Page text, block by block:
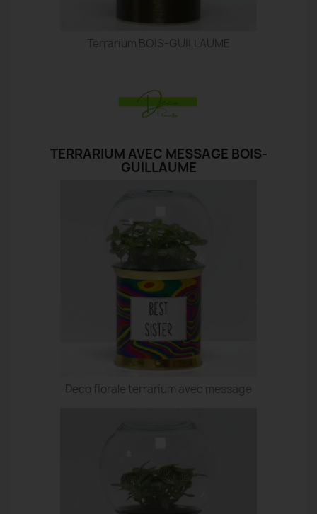
Terrarium BOIS-GUILLAUME
TERRARIUM AVEC MESSAGE BOIS-
GUILLAUME
Deco florale terrarium avec message